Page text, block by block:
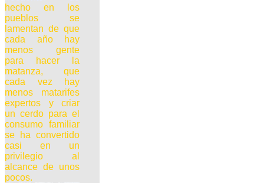
hecho en los
pueblos se
lamentan de que
cada año hay
menos gente
para hacer la
matanza, que
cada vez hay
menos matarifes
expertos y criar
un cerdo para el
consumo familiar
se ha convertido
casi en un
privilegio al
alcance de unos
pocos.